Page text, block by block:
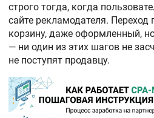
строго тогда, когда
сайте рекламодателя. Переход
корзину, даже оформленный,
— ни один из этих шагов не
не поступят продавцу.